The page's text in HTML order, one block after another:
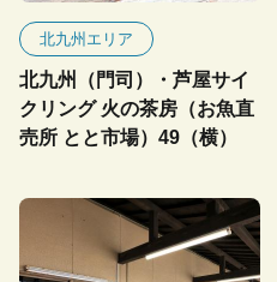
北九州エリア
北九州（門司）・芦屋サイ
クリング 火の茶房（お魚直
売所 とと市場）49（横）